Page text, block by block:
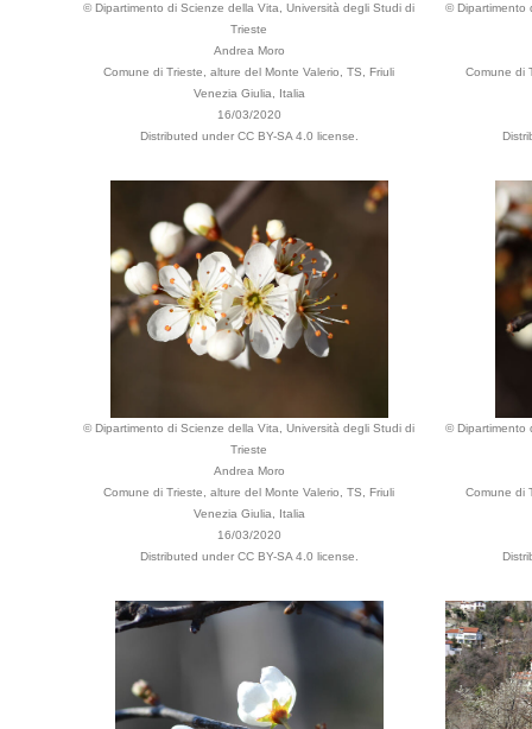
© Dipartimento di Scienze della Vita, Università degli Studi di
Trieste
Andrea Moro
Comune di Trieste, alture del Monte Valerio, TS, Friuli
Venezia Giulia, Italia
16/03/2020
Distributed under CC BY-SA 4.0 license.
© Dipartimento
Comune di
© Dipartimento di Scienze della Vita, Università degli Studi di
Trieste
Andrea Moro
Comune di Trieste, alture del Monte Valerio, TS, Friuli
Venezia Giulia, Italia
16/03/2020
Distributed under CC BY-SA 4.0 license.
© Dipartimento
Comune di